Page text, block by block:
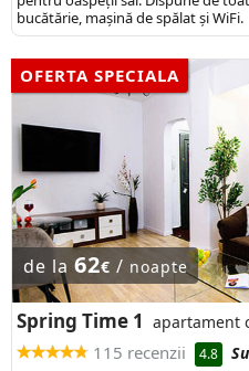
bucătărie, mașină de spălat și WiFi.
OFERTA SPECIALA
de la 62€ / noapte
Spring Time 1 apartament
115 recenzii 4.8